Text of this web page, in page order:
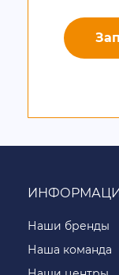
Наши бренды
Наша команда